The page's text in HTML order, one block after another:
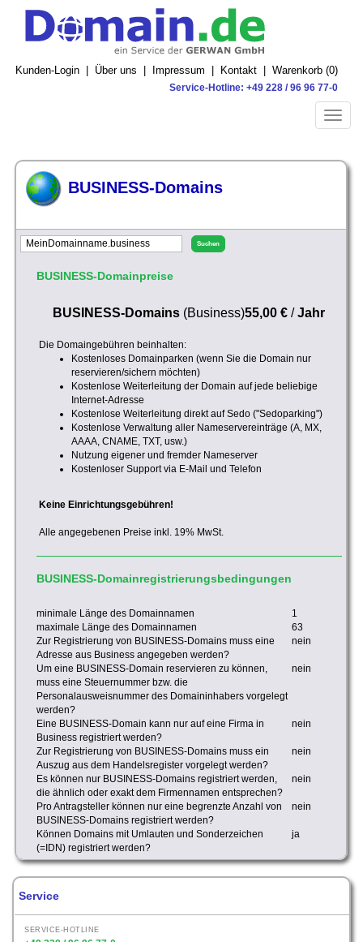
Kunden-Login Über uns Impressum Kontakt Warenkorb (0)
Service-Hotline: +49 228 / 96 96 77-0
Toggle
BUSINESS-Domains
BUSINESS-Domainpreise
BUSINESS-Domains(Business)55,00 €/Jahr
Die Domaingebühren beinhalten:
Kostenloses Domainparken (wenn Sie die Domain nur
reservieren/sichern möchten)
Kostenlose Weiterleitung der Domain auf jede beliebige
Internet-Adresse
Kostenlose Weiterleitung direkt auf Sedo ("Sedoparking")
Kostenlose Verwaltung aller Nameservereinträge (A, MX,
AAAA, CNAME, TXT, usw.)
Nutzung eigener und fremder Nameserver
Kostenloser Support via E-Mail und Telefon
Keine Einrichtungsgebühren!
Alle angegebenen Preise inkl. 19% MwSt.
BUSINESS-Domainregistrierungsbedingungen
minimale Länge des Domainnamen
1
maximale Länge des Domainnamen
63
Zur Registrierung von BUSINESS-Domains muss eine
Adresse aus Business angegeben werden?
nein
Um eine BUSINESS-Domain reservieren zu können,
muss eine Steuernummer bzw. die
Personalausweisnummer des Domaininhabers vorgelegt
werden?
nein
Eine BUSINESS-Domain kann nur auf eine Firma in
Business registriert werden?
nein
Zur Registrierung von BUSINESS-Domains muss ein
Auszug aus dem Handelsregister vorgelegt werden?
nein
Es können nur BUSINESS-Domains registriert werden,
die ähnlich oder exakt dem Firmennamen entsprechen?
nein
Pro Antragsteller können nur eine begrenzte Anzahl von
BUSINESS-Domains registriert werden?
nein
Können Domains mit Umlauten und Sonderzeichen
(=IDN) registriert werden?
ja
Service
SERVICE-HOTLINE